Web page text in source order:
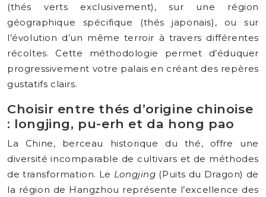
(thés verts exclusivement), sur une région
géographique spécifique (thés japonais), ou sur
l’évolution d’un même terroir à travers différentes
récoltes. Cette méthodologie permet d’éduquer
progressivement votre palais en créant des repères
gustatifs clairs.
Choisir entre thés d’origine chinoise
: longjing, pu-erh et da hong pao
La Chine, berceau historique du thé, offre une
diversité incomparable de cultivars et de méthodes
de transformation. Le Longjing (Puits du Dragon) de
la région de Hangzhou représente l’excellence des